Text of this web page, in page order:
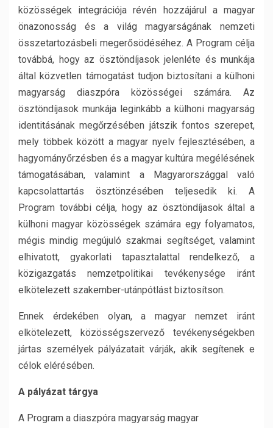
közösségek integrációja révén hozzájárul a magyar
önazonosság és a világ magyarságának nemzeti
összetartozásbeli megerősödéséhez. A Program célja
továbbá, hogy az ösztöndíjasok jelenléte és munkája
által közvetlen támogatást tudjon biztosítani a külhoni
magyarság diaszpóra közösségei számára. Az
ösztöndíjasok munkája leginkább a külhoni magyarság
identitásának megőrzésében játszik fontos szerepet,
mely többek között a magyar nyelv fejlesztésében, a
hagyományőrzésben és a magyar kultúra megélésének
támogatásában, valamint a Magyarországgal való
kapcsolattartás ösztönzésében teljesedik ki. A
Program további célja, hogy az ösztöndíjasok által a
külhoni magyar közösségek számára egy folyamatos,
mégis mindig megújuló szakmai segítséget, valamint
elhivatott, gyakorlati tapasztalattal rendelkező, a
közigazgatás nemzetpolitikai tevékenysége iránt
elkötelezett szakember-utánpótlást biztosítson.
Ennek érdekében olyan, a magyar nemzet iránt
elkötelezett, közösségszervező tevékenységekben
jártas személyek pályázatait várják, akik segítenek e
célok elérésében.
A pályázat tárgya
A Program a diaszpóra magyarság magyar